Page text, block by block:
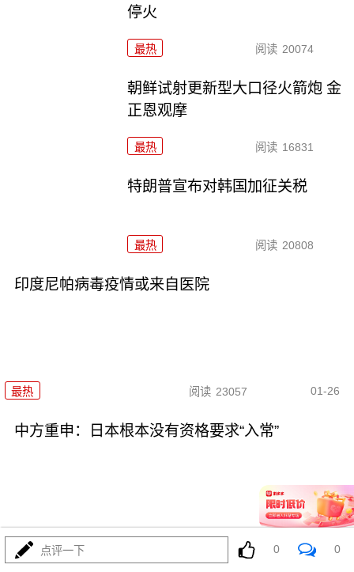
停火
最热 阅读 20074
朝鲜试射更新型大口径火箭炮 金
正恩观摩
最热 阅读 16831
特朗普宣布对韩国加征关税
最热 阅读 20808
印度尼帕病毒疫情或来自医院
最热 阅读 23057 01-26
中方重申：日本根本没有资格要求“入常”
最热 阅读 25677
点评一下 0 0